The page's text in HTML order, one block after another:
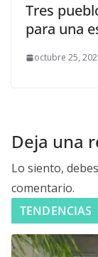
Tres
para una
octubre 25,
Deja una
Lo siento,
comentario.
TENDENCIAS